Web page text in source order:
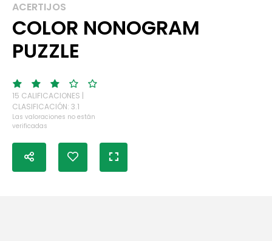
ACERTIJOS
COLOR NONOGRAM
PUZZLE
15 CALIFICACIONES |
CLASIFICACIÓN: 3.1
Las valoraciones no están
verificadas